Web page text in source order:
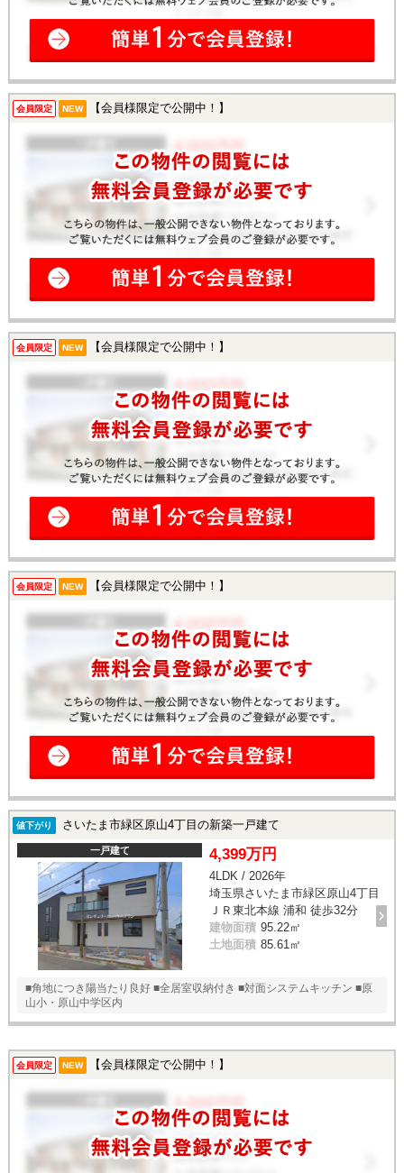
会員限定 NEW 【会員様限定で公開中！】
会員限定 NEW 【会員様限定で公開中！】
会員限定 NEW 【会員様限定で公開中！】
値下がり さいたま市緑区原山4丁目の新築一戸建て
一戸建て 4,399万円
4LDK / 2026年
埼玉県さいたま市緑区原山4丁目
ＪＲ東北本線 浦和 徒歩32分
建物面積 95.22㎡
土地面積 85.61㎡
■角地につき陽当たり良好 ■全居室収納付き ■対面システムキッチン ■原
山小・原山中学区内
会員限定 NEW 【会員様限定で公開中！】